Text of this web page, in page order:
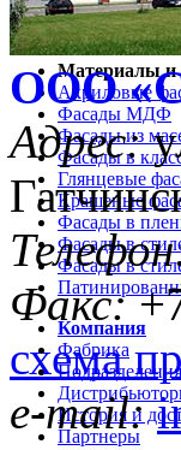
Гид по
Материалы и
Акриловые
Фасады МДФ
Фасады из
Фасады в
Глянцевые
Крашеные
Фасады в
Фасады в
Фасады в
Компания
Фабрика
Подразделения
История и
Партнеры
ООО
Адрес:
Факс:
схема
e-mail: